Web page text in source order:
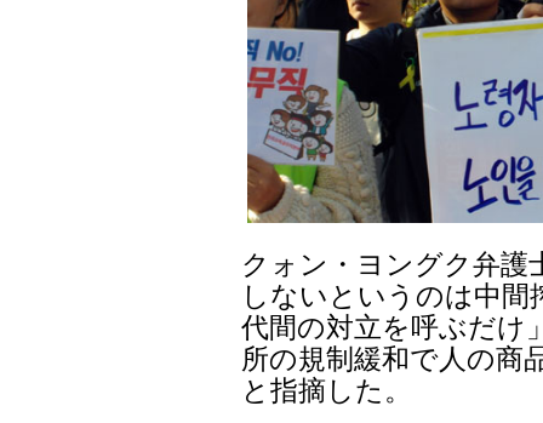
クォン・ヨングク弁護
しないというのは中
代間の対立を呼ぶだけ
所の規制緩和で人の商
と指摘した。